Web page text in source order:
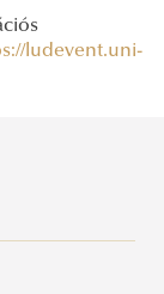
ludevent.uni-